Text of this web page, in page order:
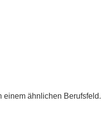
einem ähnlichen Berufsfeld.